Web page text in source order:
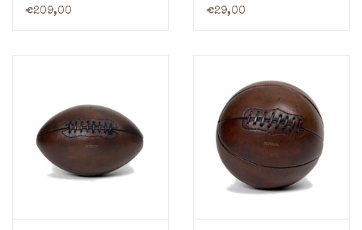
Honkbal Baseball
€209,00
Honkbal Baseball
€29,00